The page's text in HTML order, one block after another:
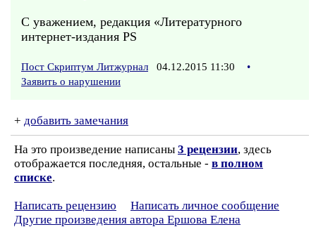
С уважением, редакция «Литературного
интернет-издания PS
Пост Скриптум Литжурнал 04.12.2015 11:30
•
Заявить о нарушении
+ добавить замечания
На это произведение написаны 3 рецензии, здесь
отображается последняя, остальные - в полном
списке.
Написать рецензию
Написать личное сообщение
Другие произведения автора Ершова Елена